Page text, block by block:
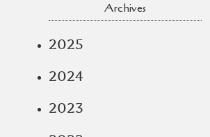
Archives
2025
2024
2023